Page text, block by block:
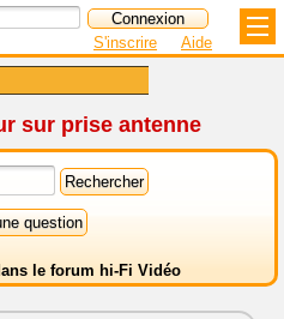
S'inscrire Aide
sur prise antenne
le forum hi-Fi Vidéo